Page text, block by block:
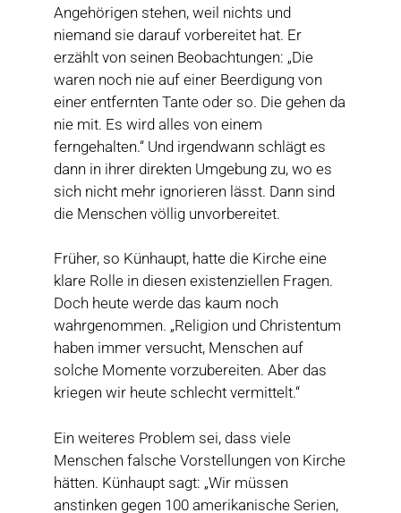
Angehörigen stehen, weil nichts und
niemand sie darauf vorbereitet hat. Er
erzählt von seinen Beobachtungen: „Die
waren noch nie auf einer Beerdigung von
einer entfernten Tante oder so. Die gehen da
nie mit. Es wird alles von einem
ferngehalten.“ Und irgendwann schlägt es
dann in ihrer direkten Umgebung zu, wo es
sich nicht mehr ignorieren lässt. Dann sind
die Menschen völlig unvorbereitet.
Früher, so Künhaupt, hatte die Kirche eine
klare Rolle in diesen existenziellen Fragen.
Doch heute werde das kaum noch
wahrgenommen. „Religion und Christentum
haben immer versucht, Menschen auf
solche Momente vorzubereiten. Aber das
kriegen wir heute schlecht vermittelt.“
Ein weiteres Problem sei, dass viele
Menschen falsche Vorstellungen von Kirche
hätten. Künhaupt sagt: „Wir müssen
anstinken gegen 100 amerikanische Serien,